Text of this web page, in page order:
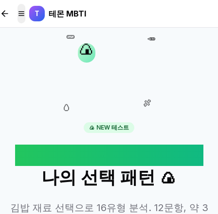
본문 바로가기
메뉴 토글
T 테몬 MBTI
🍙
🥒 🥕
🥚 🍖
🍙 NEW 테스트
나의 선택 패턴 🍙
김밥 재료 선택으로 16유형 분석. 12문항, 약 3